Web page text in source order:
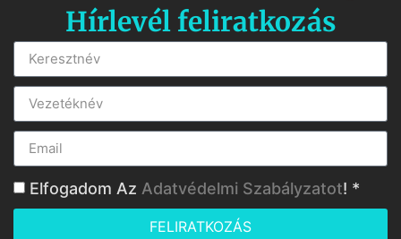
Hírlevél feliratkozás
Elfogadom Az Adatvédelmi Szabályzatot! *
FELIRATKOZÁS